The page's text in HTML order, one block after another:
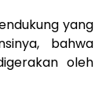
yang
bahwa
oleh